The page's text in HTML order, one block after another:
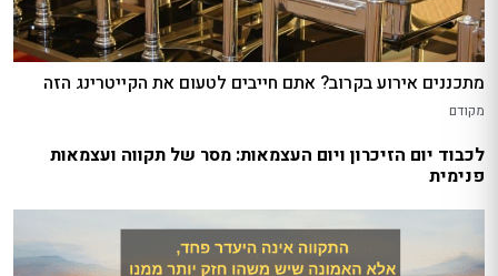
מתכננים אירוע בקרוב? אתם חייבים לטעום את הקייטרינג הזה
מקודם
לכבוד יום הזיכרון ויום העצמאות: מסר של תקווה ועצמאות
פנימית